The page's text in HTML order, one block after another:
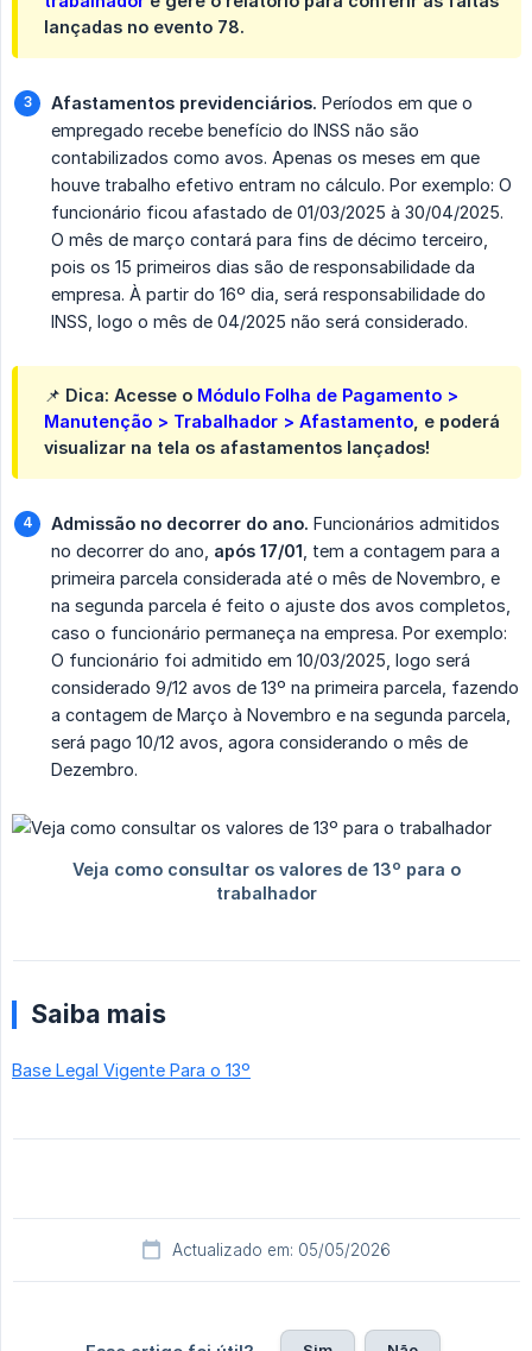
lançadas no evento 78.
Afastamentos previdenciários. Períodos em que o
empregado recebe benefício do INSS não são
contabilizados como avos. Apenas os meses em que
houve trabalho efetivo entram no cálculo. Por exemplo: O
funcionário ficou afastado de 01/03/2025 à 30/04/2025.
O mês de março contará para fins de décimo terceiro,
pois os 15 primeiros dias são de responsabilidade da
empresa. À partir do 16º dia, será responsabilidade do
INSS, logo o mês de 04/2025 não será considerado.
📌 Dica: Acesse o Módulo Folha de Pagamento >
Manutenção > Trabalhador > Afastamento , e poderá
visualizar na tela os afastamentos lançados!
Admissão no decorrer do ano. Funcionários admitidos
no decorrer do ano, após 17/01 , tem a contagem para a
primeira parcela considerada até o mês de Novembro, e
na segunda parcela é feito o ajuste dos avos completos,
caso o funcionário permaneça na empresa. Por exemplo:
O funcionário foi admitido em 10/03/2025, logo será
considerado 9/12 avos de 13º na primeira parcela, fazendo
a contagem de Março à Novembro e na segunda parcela,
será pago 10/12 avos, agora considerando o mês de
Dezembro.
Saiba mais
Base Legal Vigente Para o 13º
Actualizado em: 05/05/2026